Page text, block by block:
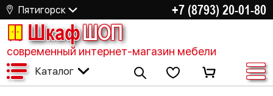
Пятигорск +7 (8793) 20-01-80
ШкафШОП
современный интернет-магазин мебели
Каталог